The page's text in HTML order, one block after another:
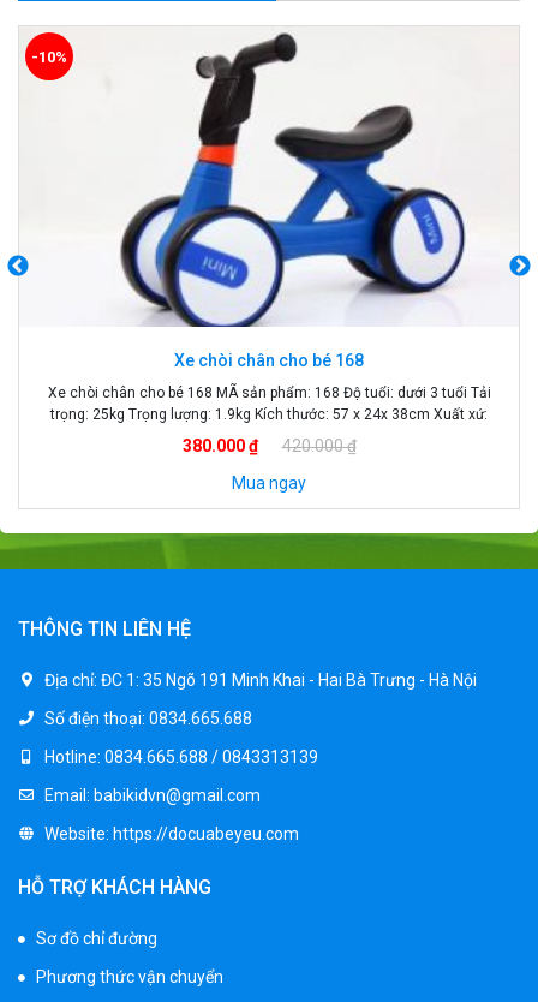
Xe chòi chân cho bé 168
Xe chòi chân cho bé 168 MÃ sản phẩm: 168 Độ tuổi: dưới 3 tuổi Tải
trọng: 25kg Trọng lượng: 1.9kg Kích thước: 57 x 24x 38cm Xuất xứ:
Trung Quốc
380.000 ₫
420.000 ₫
Mua ngay
-10%
THÔNG TIN LIÊN HỆ
Địa chỉ: ĐC 1: 35 Ngõ 191 Minh Khai - Hai Bà Trưng - Hà Nội
Số điện thoại: 0834.665.688
Hotline: 0834.665.688 / 0843313139
Email: babikidvn@gmail.com
Website: https://docuabeyeu.com
HỖ TRỢ KHÁCH HÀNG
Sơ đồ chỉ đường
Phương thức vận chuyển